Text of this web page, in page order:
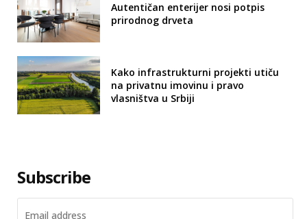
Autentičan enterijer nosi potpis
prirodnog drveta
Kako infrastrukturni projekti utiču
na privatnu imovinu i pravo
vlasništva u Srbiji
Subscribe